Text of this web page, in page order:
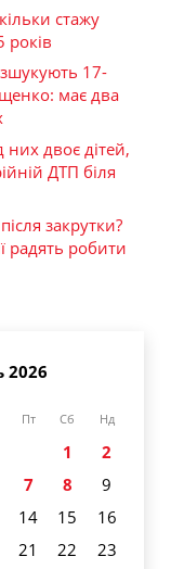
стажу
років
17-
має два
двоє дітей,
ДТП біля
закрутки?
радять робити
2026
Пт Сб Нд
1
2
7 8
9
14 15
16
21 22
23